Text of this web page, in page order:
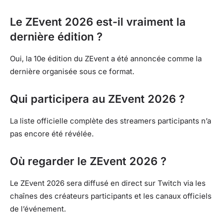
Le ZEvent 2026 est-il vraiment la
dernière édition ?
Oui, la 10e édition du ZEvent a été annoncée comme la
dernière organisée sous ce format.
Qui participera au ZEvent 2026 ?
La liste officielle complète des streamers participants n’a
pas encore été révélée.
Où regarder le ZEvent 2026 ?
Le ZEvent 2026 sera diffusé en direct sur Twitch via les
chaînes des créateurs participants et les canaux officiels
de l’événement.